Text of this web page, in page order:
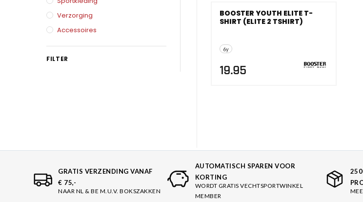
Taekwondo
Zakhandschoenen
Trainingsartikelen
Bevestigingsmateriaal
6y
BOOSTER YOUTH ELITE T-
SHIRT (ELITE 2 TSHIRT)
19.95
Verzorging
Accessoires
FILTER
GRATIS VERZENDING VANAF
€ 75,-
NAAR NL & BE M.U.V. BOKSZAKKEN
AUTOMATISCH SPAREN VOOR
KORTING
WORDT GRATIS VECHTSPORTWINKEL
MEMBER